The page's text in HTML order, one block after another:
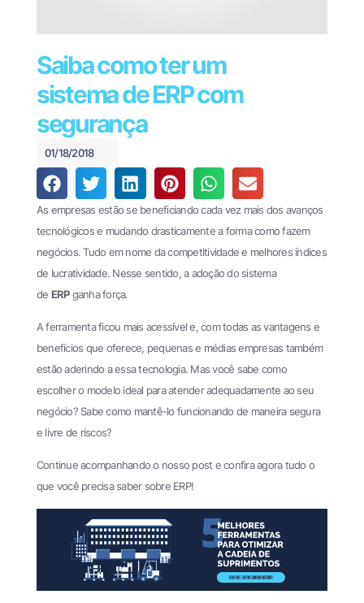
PagPlan
Documentos
File
Transfer
EDI
Enterprise
EDI
Cases
(61)
Saiba como ter um
sistema de ERP com
segurança
01/18/2018
As empresas estão se beneficiando cada vez mais dos avanços
tecnológicos e mudando drasticamente a forma como fazem
negócios. Tudo em nome da competitividade e melhores índices
de lucratividade. Nesse sentido, a adoção do sistema
de ERPganha força.
A ferramenta ficou mais acessível e, com todas as vantagens e
benefícios que oferece, pequenas e médias empresas também
estão aderindo a essa tecnologia. Mas você sabe como
escolher o modelo ideal para atender adequadamente ao seu
negócio? Sabe como mantê-lo funcionando de maneira segura
e livre de riscos?
Continue acompanhando o nosso post e confira agora tudo o
que você precisa saber sobre ERP!